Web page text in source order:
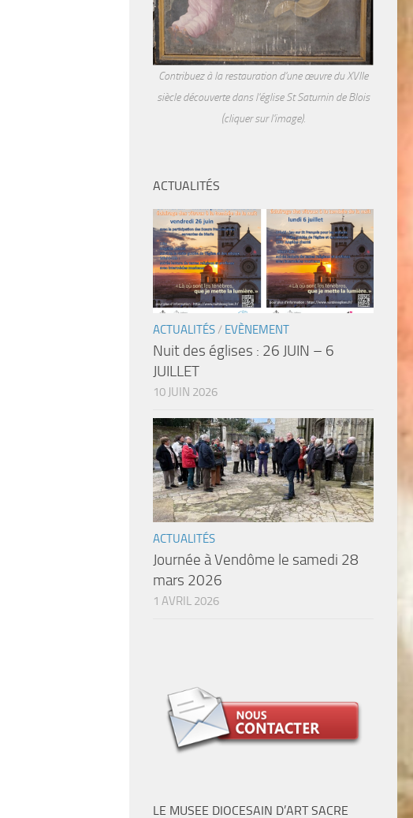
Contribuez à la restauration d'une œuvre du XVIIe
siècle découverte dans l'église St Saturnin de Blois
(cliquer sur l'image).
ACTUALITÉS
ACTUALITÉS/ EVÈNEMENT
Nuit des églises : 26 JUIN – 6
JUILLET
10 JUIN 2026
ACTUALITÉS
Journée à Vendôme le samedi 28
mars 2026
1 AVRIL 2026
LE MUSEE DIOCESAIN D’ART SACRE